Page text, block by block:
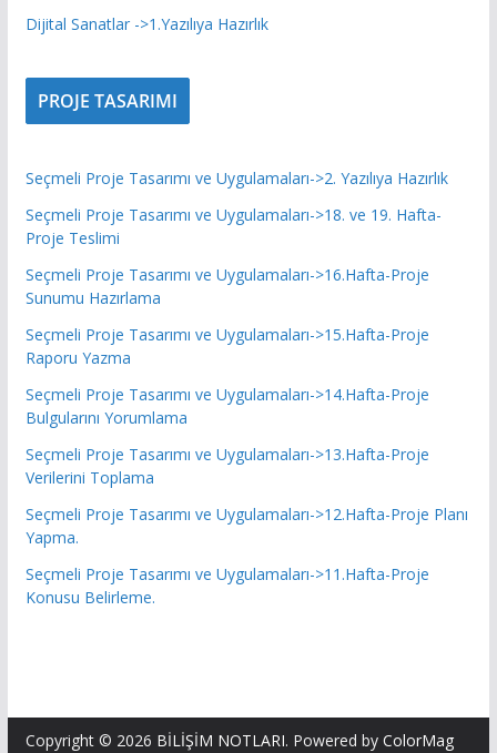
Dijital Sanatlar ->1.Yazılıya Hazırlık
PROJE TASARIMI
Seçmeli Proje Tasarımı ve Uygulamaları->2. Yazılıya Hazırlık
Seçmeli Proje Tasarımı ve Uygulamaları->18. ve 19. Hafta-
Proje Teslimi
Seçmeli Proje Tasarımı ve Uygulamaları->16.Hafta-Proje
Sunumu Hazırlama
Seçmeli Proje Tasarımı ve Uygulamaları->15.Hafta-Proje
Raporu Yazma
Seçmeli Proje Tasarımı ve Uygulamaları->14.Hafta-Proje
Bulgularını Yorumlama
Seçmeli Proje Tasarımı ve Uygulamaları->13.Hafta-Proje
Verilerini Toplama
Seçmeli Proje Tasarımı ve Uygulamaları->12.Hafta-Proje Planı
Yapma.
Seçmeli Proje Tasarımı ve Uygulamaları->11.Hafta-Proje
Konusu Belirleme.
Copyright © 2026 BİLİŞİM NOTLARI. Powered by ColorMag